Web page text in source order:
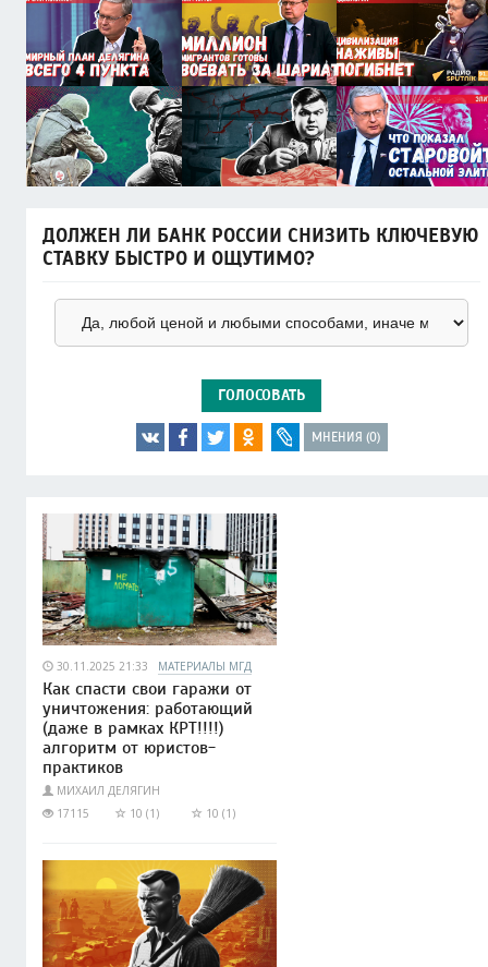
ДОЛЖЕН ЛИ БАНК РОССИИ СНИЗИТЬ КЛЮЧЕВУЮ
СТАВКУ БЫСТРО И ОЩУТИМО?
ГОЛОСОВАТЬ
МНЕНИЯ (0)
30.11.2025 21:33 МАТЕРИАЛЫ МГД
Как спасти свои гаражи от
уничтожения: работающий
(даже в рамках КРТ!!!!)
алгоритм от юристов-
практиков
МИХАИЛ ДЕЛЯГИН
17115
10 (1) 10 (1)